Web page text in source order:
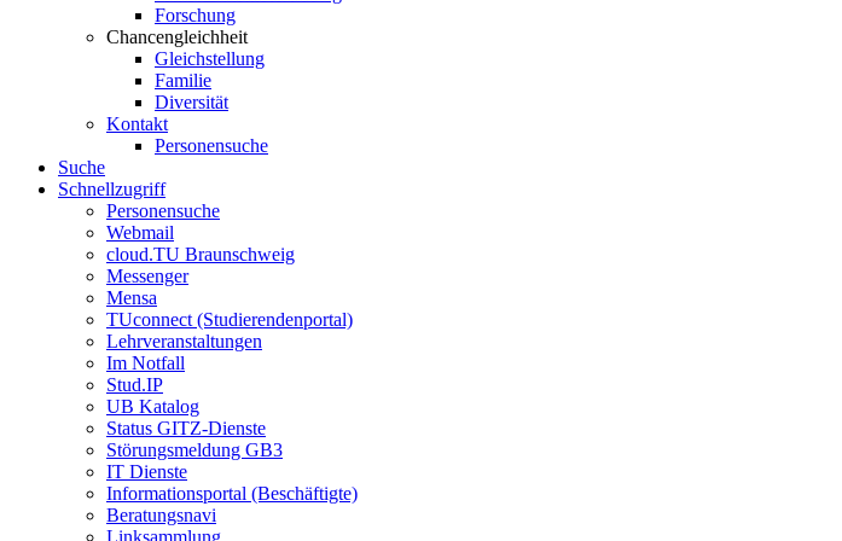
Forschung
Chancengleichheit
Gleichstellung
Familie
Diversität
Kontakt
Personensuche
Suche
Schnellzugriff
Personensuche
Webmail
cloud.TU Braunschweig
Messenger
Mensa
TUconnect (Studierendenportal)
Lehrveranstaltungen
Im Notfall
Stud.IP
UB Katalog
Status GITZ-Dienste
Störungsmeldung GB3
IT Dienste
Informationsportal (Beschäftigte)
Beratungsnavi
Linksammlung